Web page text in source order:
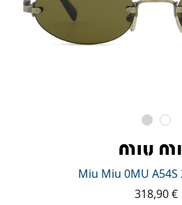
Miu Miu 0MU A54S
318,90 €